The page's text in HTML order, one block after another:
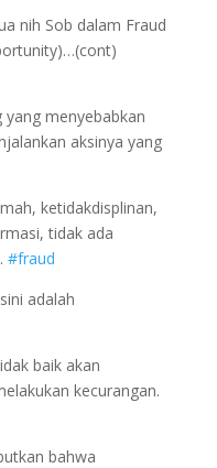
nih Sob dalam Fraud
menyebabkan
aksinya yang
ketidakdisplinan,
tidak ada
#fraud
adalah
baik akan
kecurangan.
bahwa